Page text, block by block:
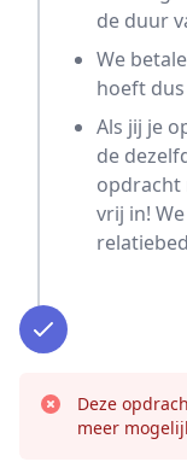
de duur
We
hoeft
Als jij je
de
opdracht
vrij in!
Deze
meer